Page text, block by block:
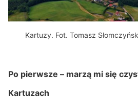
Kartuzy. Fot. Tomasz
Po pierwsze – marzą mi się
Kartuzach